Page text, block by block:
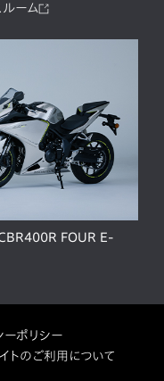
ルーム
FOUR E-
ーポリシー
トのご利用について